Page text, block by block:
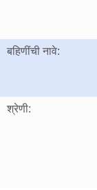
बहिणींची नावे:
श्रेणी: